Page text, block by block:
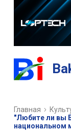
Главная
"Любите ли вы
национальном